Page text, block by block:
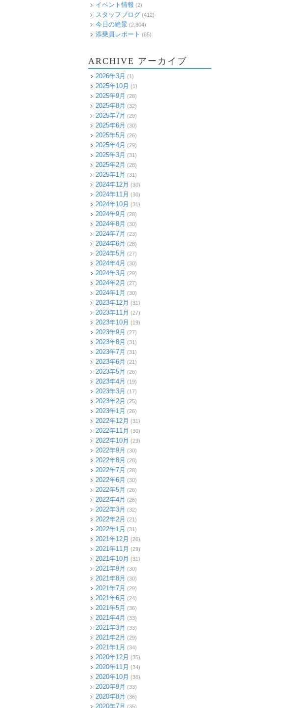
イベント情報 (2)
スタッフブログ (412)
今日の絶景 (2,804)
添乗員レポート (85)
ARCHIVE アーカイブ
2026年3月 (1)
2025年10月 (1)
2025年9月 (28)
2025年8月 (32)
2025年7月 (29)
2025年6月 (30)
2025年5月 (26)
2025年4月 (29)
2025年3月 (31)
2025年2月 (28)
2025年1月 (31)
2024年12月 (30)
2024年11月 (30)
2024年10月 (31)
2024年9月 (28)
2024年8月 (30)
2024年7月 (23)
2024年6月 (28)
2024年5月 (27)
2024年4月 (30)
2024年3月 (29)
2024年2月 (27)
2024年1月 (30)
2023年12月 (31)
2023年11月 (27)
2023年10月 (19)
2023年9月 (27)
2023年8月 (31)
2023年7月 (31)
2023年6月 (21)
2023年5月 (26)
2023年4月 (19)
2023年3月 (17)
2023年2月 (25)
2023年1月 (26)
2022年12月 (31)
2022年11月 (30)
2022年10月 (29)
2022年9月 (30)
2022年8月 (28)
2022年7月 (28)
2022年6月 (30)
2022年5月 (26)
2022年4月 (26)
2022年3月 (32)
2022年2月 (21)
2022年1月 (31)
2021年12月 (26)
2021年11月 (29)
2021年10月 (31)
2021年9月 (30)
2021年8月 (30)
2021年7月 (29)
2021年6月 (24)
2021年5月 (36)
2021年4月 (33)
2021年3月 (33)
2021年2月 (29)
2021年1月 (34)
2020年12月 (35)
2020年11月 (34)
2020年10月 (36)
2020年9月 (33)
2020年8月 (36)
2020年7月 (35)